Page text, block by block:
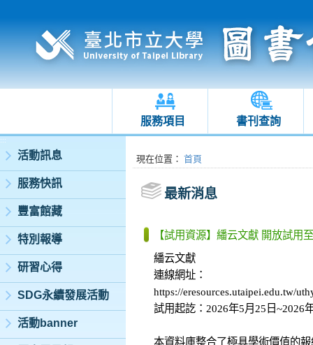
服務項目 書刊查詢
:::
活動訊息
服務快訊
豐富館藏
特別報導
研習心得
SDG永續發展活動
活動banner
:::現在位置 ： 首頁
最新消息
【試用資源】繙云文獻 開放試用
繙云文獻
連線網址：
https://eresources.utaipei.edu.tw/
試用起訖：2026年5月25日~2026
本資料庫整合了極具學術價值的